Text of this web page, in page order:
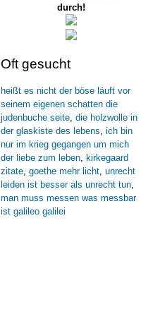
durch!
Oft gesucht
heißt es nicht der böse läuft vor
seinem eigenen schatten die
judenbuche seite die holzwolle in
der glaskiste des lebens ich bin
nur im krieg gegangen um mich
der liebe zum leben
kirkegaard
zitate goethe mehr licht unrecht
leiden ist besser als unrecht tun
man muss messen was messbar
ist galileo galilei